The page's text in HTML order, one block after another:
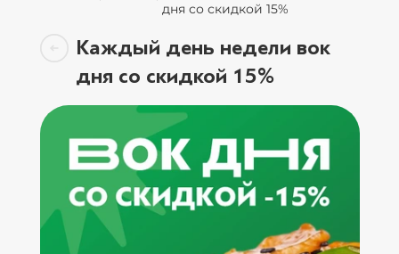
дня со скидкой 15%
Каждый день недели вок
дня со скидкой 15%